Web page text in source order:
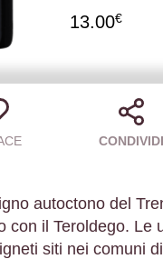
13.00€
CONDIVIDI
autoctono del
con il Teroldego. Le
siti nei comuni